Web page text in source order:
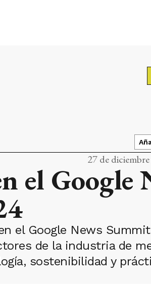
27 de
el Google
el Google News Summit
de la industria de
sostenibilidad y